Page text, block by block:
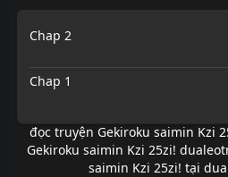
Chap 2
Chap 1
đọc truyện Gekiroku saimin Kzi
Gekiroku saimin Kzi 25zi!
saimin Kzi 25zi! tại